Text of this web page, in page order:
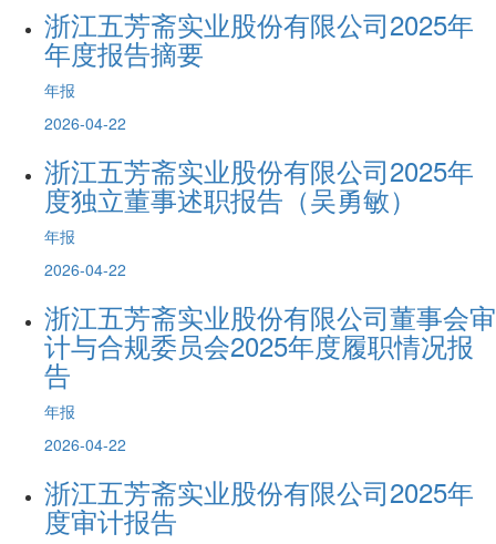
浙江五芳斋实业股份有限公司2025年
年度报告摘要
年报
2026-04-22
浙江五芳斋实业股份有限公司2025年
度独立董事述职报告（吴勇敏）
年报
2026-04-22
浙江五芳斋实业股份有限公司董事会审
计与合规委员会2025年度履职情况报
告
年报
2026-04-22
浙江五芳斋实业股份有限公司2025年
度审计报告